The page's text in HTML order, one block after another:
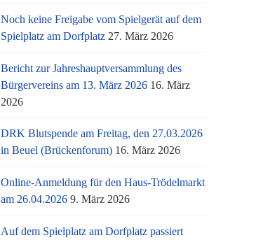
Noch keine Freigabe vom Spielgerät auf dem
Spielplatz am Dorfplatz 27. März 2026
Bericht zur Jahreshauptversammlung des
Bürgervereins am 13. März 2026 16. März
2026
DRK Blutspende am Freitag, den 27.03.2026
in Beuel (Brückenforum) 16. März 2026
Online-Anmeldung für den Haus-Trödelmarkt
am 26.04.2026 9. März 2026
Auf dem Spielplatz am Dorfplatz passiert